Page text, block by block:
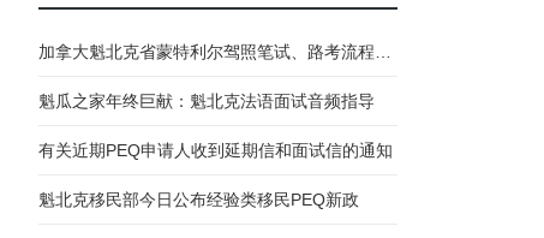
魁瓜之家年终巨献：魁北克法语面试音频指导
有关近期PEQ申请人收到延期信和面试信的通知
魁北克移民部今日公布经验类移民PEQ新政